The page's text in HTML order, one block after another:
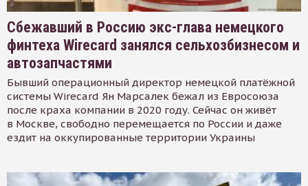
Сбежавший в Россию экс-глава немецкого
финтеха Wirecard занялся сельхозбизнесом и
автозапчастями
Бывший операционный директор немецкой платёжной
системы Wirecard Ян Марсалек бежал из Евросоюза
после краха компании в 2020 году. Сейчас он живёт
в Москве, свободно перемещается по России и даже
ездит на оккупированные территории Украины